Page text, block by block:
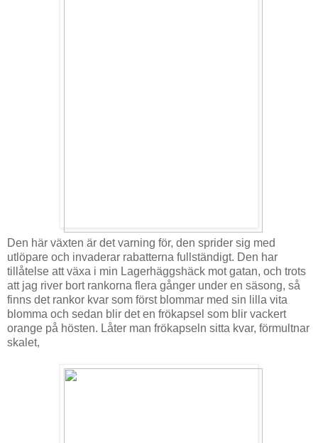
Den här växten är det varning för, den sprider sig med
utlöpare och invaderar rabatterna fullständigt. Den har
tillåtelse att växa i min Lagerhäggshäck mot gatan, och trots
att jag river bort rankorna flera gånger under en säsong, så
finns det rankor kvar som först blommar med sin lilla vita
blomma och sedan blir det en frökapsel som blir vackert
orange på hösten. Låter man frökapseln sitta kvar, förmultnar
skalet,